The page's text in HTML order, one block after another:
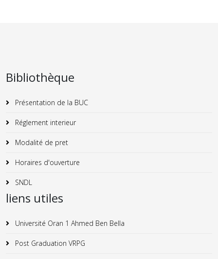
Bibliothèque
Présentation de la BUC
Réglement interieur
Modalité de pret
Horaires d'ouverture
SNDL
liens utiles
Université Oran 1 Ahmed Ben Bella
Post Graduation VRPG